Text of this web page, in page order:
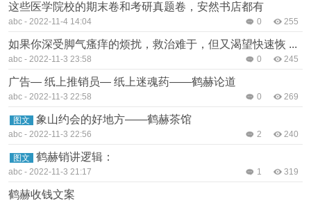
这些医学院校的期末卷和考研真题卷，安然书店都有
abc - 2022-11-4 14:04 255
0
如果你深受脚气瘙痒的烦扰，救治难于，但又渴望快速恢 ...
abc - 2022-11-3 23:58 245
0
广告— 纸上推销员— 纸上迷魂药——鹤赫论道
abc - 2022-11-3 22:58 269
0
图文 象山约会的好地方——鹤赫茶馆
abc - 2022-11-3 22:56 240
2
图文 鹤赫销讲逻辑：
abc - 2022-11-3 21:17 319
1
鹤赫收钱文案